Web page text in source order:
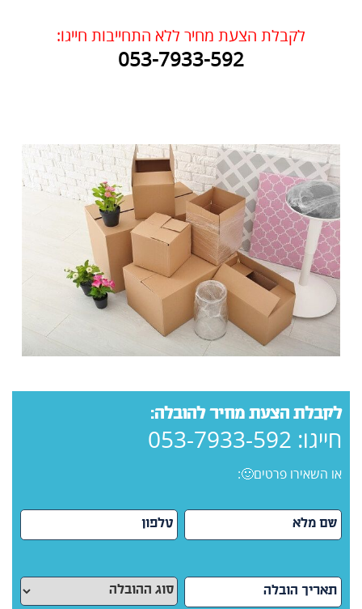
לקבלת הצעת מחיר ללא התחייבות חייגו:
053-7933-592
לקבלת הצעת מחיר להובלה:
חייגו: 053-7933-592
או השאירו פרטים🙂: